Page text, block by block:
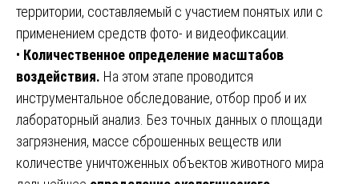
территории, составляемый с участием понятых или с
применением средств фото- и видеофиксации.
• Количественное определение масштабов
воздействия. На этом этапе проводится
инструментальное обследование, отбор проб и их
лабораторный анализ. Без точных данных о площади
загрязнения, массе сброшенных веществ или
количестве уничтоженных объектов животного мира